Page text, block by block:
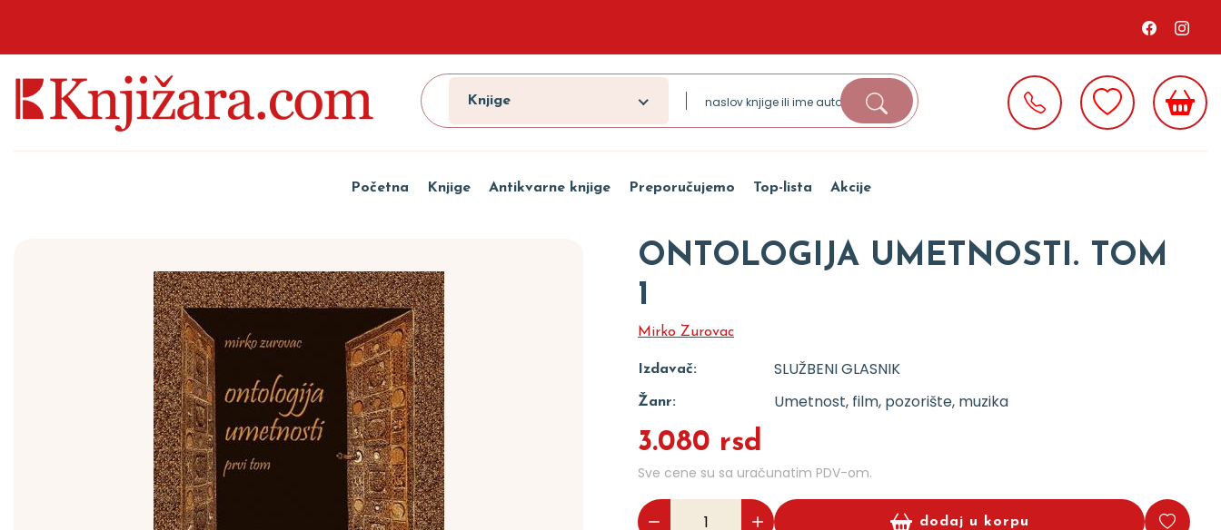
Knjige
Početna Knjige Antikvarne knjige Preporučujemo Top-lista Akcije
ONTOLOGIJA UMETNOSTI. TOM
1
Mirko Zurovac
Izdavač: SLUŽBENI GLASNIK
Žanr: Umetnost, film, pozorište, muzika
3.080 rsd
Sve cene su sa uračunatim PDV-om.
dodaj u korpu